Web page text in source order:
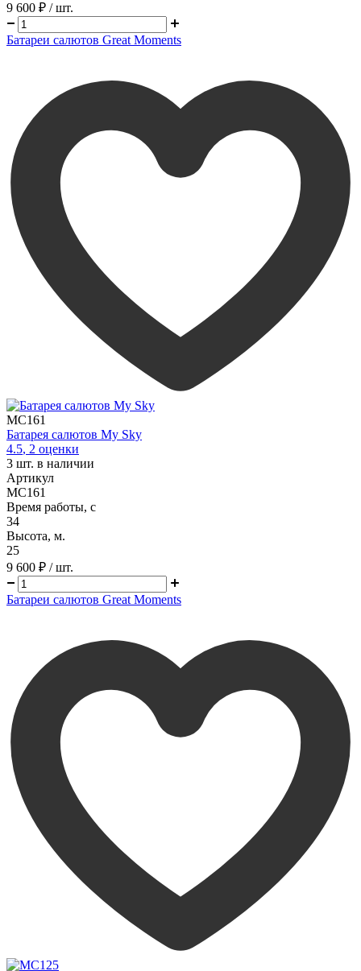
9 600 ₽ / шт.
Батареи салютов Great Moments
MC161
Батарея салютов My Sky
4.5, 2 оценки
3 шт. в наличии
Артикул
MC161
Время работы, с
34
Высота, м.
25
9 600 ₽ / шт.
Батареи салютов Great Moments